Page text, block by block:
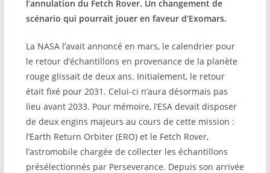
l’annulation du Fetch Rover. Un changement de
scénario qui pourrait jouer en faveur d’Exomars.
La NASA l’avait annoncé en mars, le calendrier pour
le retour d’échantillons en provenance de la planète
rouge glissait de deux ans. Initialement, le retour
était fixé pour 2031. Celui-ci n’aura désormais pas
lieu avant 2033. Pour mémoire, l’ESA devait disposer
de deux engins majeurs au cours de cette mission :
l’Earth Return Orbiter (ERO) et le Fetch Rover,
l’astromobile chargée de collecter les échantillons
présélectionnés par Perseverance. Depuis son arrivée